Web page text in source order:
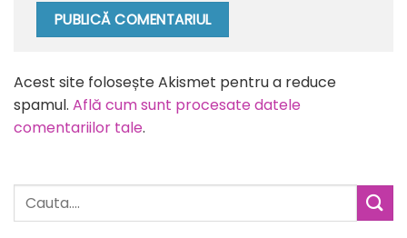
Acest site folosește Akismet pentru a reduce
spamul. Află cum sunt procesate datele
comentariilor tale.